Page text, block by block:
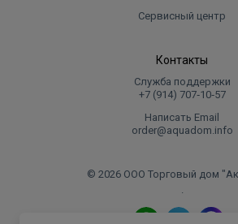
Сервисный центр
Контакты
Служба поддержки
+7 (914) 707‑10‑57
Написать Email
order@aquadom.info
© 2026 ООО Торговый дом
.